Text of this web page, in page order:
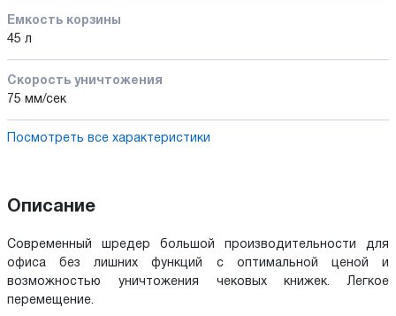
Емкость корзины
45 л
Скорость уничтожения
75 мм/сек
Посмотреть все характеристики
Описание
Современный шредер большой производительности для
офиса без лишних функций с оптимальной ценой и
возможностью уничтожения чековых книжек. Легкое
перемещение.